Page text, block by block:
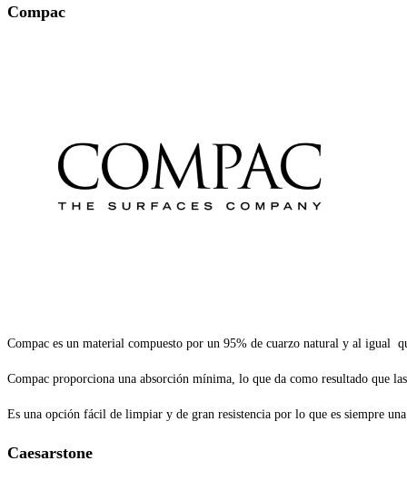
Compac
Compac es un material compuesto por un 95% de cuarzo natural y al igual
Compac proporciona una absorción mínima, lo que da como resultado que
Es una opción fácil de limpiar y de gran resistencia por lo que es siempre
Caesarstone